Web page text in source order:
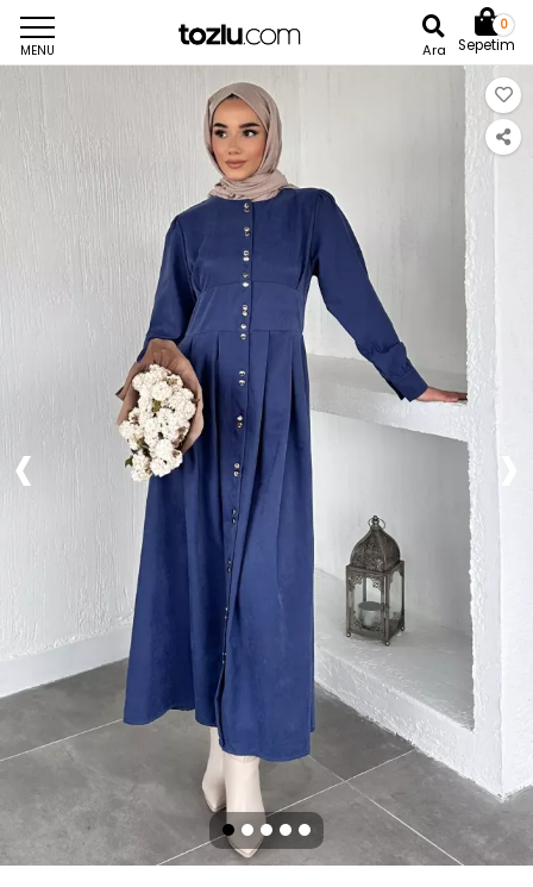
MENU Ara
0
Sepetim